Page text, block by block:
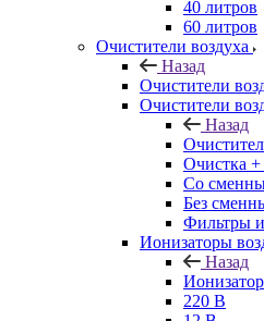
40 литров
60 литров
Очистители воздуха
Назад
Очистители
Очистители
Назад
Очистка
Cо
Без
Фильтры и
Ионизаторы
Назад
220 В